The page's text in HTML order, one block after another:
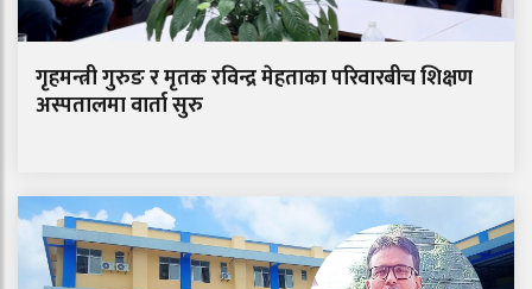
गृहमन्त्री गुरुङ र मृतक रविन्द्र मेहताका परिवारबीच शिक्षण
अस्पतालमा वार्ता सुरु